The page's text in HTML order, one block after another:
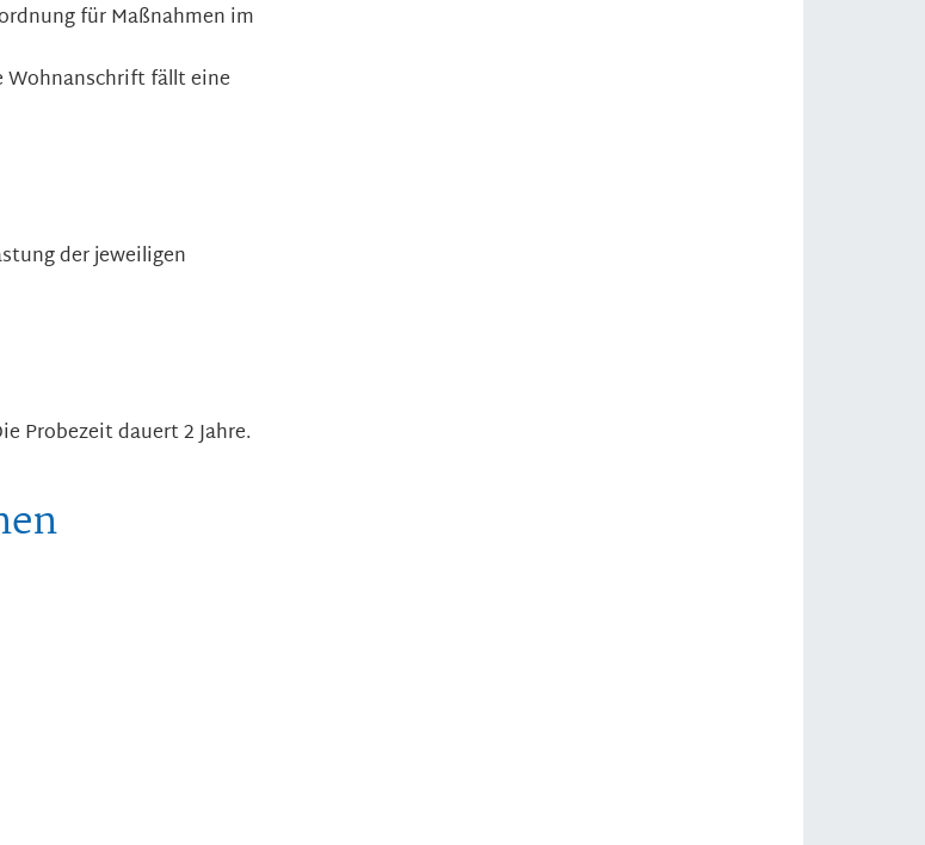
für Maßnahmen im
Wohnanschrift fällt eine
der jeweiligen
Probezeit dauert 2 Jahre.